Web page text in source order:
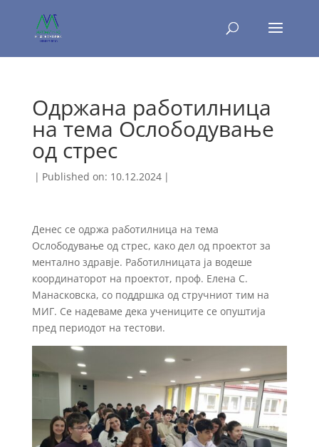
Одржана работилница
на тема Ослободување
од стрес
| Published on: 10.12.2024 |
Денес се одржа работилница на тема
Ослободување од стрес, како дел од проектот за
ментално здравје. Работилницата ја водеше
координаторот на проектот, проф. Елена С.
Манасковска, со поддршка од стручниот тим на
МИГ. Се надеваме дека учениците се опуштија
пред периодот на тестови.